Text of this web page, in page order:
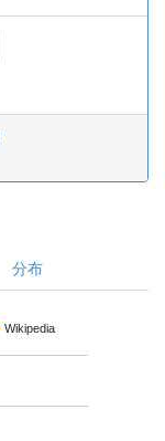
分布
Wikipedia